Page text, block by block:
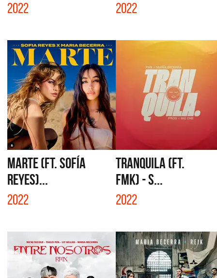
2022 2022
MARTE (FT. SOFÍA
REYES)...
2022
TRANQUILA (FT.
FMK) - S...
2022